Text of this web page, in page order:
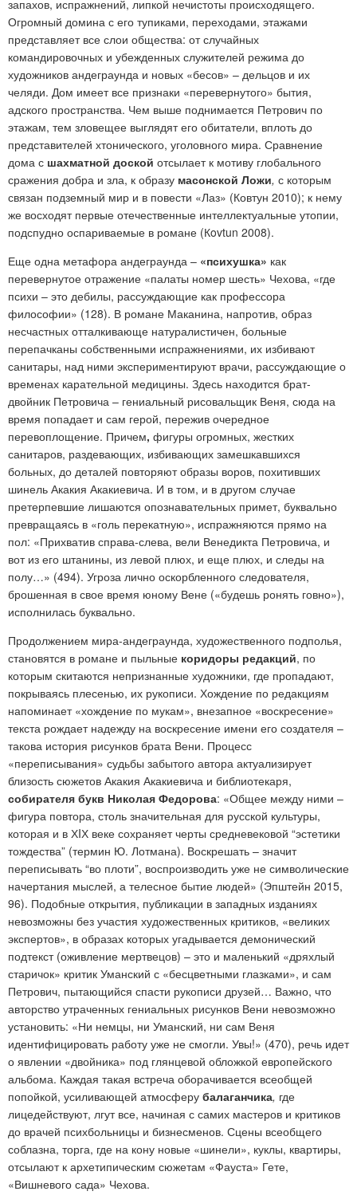
запахов, испражнений, липкой нечистоты происходящего.
Огромный домина с его тупиками, переходами, этажами
представляет все слои общества: от случайных
командировочных и убежденных служителей режима до
художников андеграунда и новых «бесов» – дельцов и их
челяди. Дом имеет все признаки «перевернутого» бытия,
адского пространства. Чем выше поднимается Петрович по
этажам, тем зловещее выглядят его обитатели, вплоть до
представителей хтонического, уголовного мира. Сравнение
дома с шахматной доской отсылает к мотиву глобального
сражения добра и зла, к образу масонской Ложи, с которым
связан подземный мир и в повести «Лаз» (Ковтун 2010); к нему
же восходят первые отечественные интеллектуальные утопии,
подспудно оспариваемые в романе (Кovtun 2008).
Еще одна метафора андеграунда – «психушка» как
перевернутое отражение «палаты номер шесть» Чехова, «где
психи – это дебилы, рассуждающие как профессора
философии» (128). В романе Маканина, напротив, образ
несчастных отталкивающе натуралистичен, больные
перепачканы собственными испражнениями, их избивают
санитары, над ними экспериментируют врачи, рассуждающие о
временах карательной медицины. Здесь находится брат-
двойник Петровича – гениальный рисовальщик Веня, сюда на
время попадает и сам герой, пережив очередное
перевоплощение. Причем, фигуры огромных, жестких
санитаров, раздевающих, избивающих замешкавшихся
больных, до деталей повторяют образы воров, похитивших
шинель Акакия Акакиевича. И в том, и в другом случае
претерпевшие лишаются опознавательных примет, буквально
превращаясь в «голь перекатную», испражняются прямо на
пол: «Прихватив справа-слева, вели Венедикта Петровича, и
вот из его штанины, из левой плюх, и еще плюх, и следы на
полу…» (494). Угроза лично оскорбленного следователя,
брошенная в свое время юному Вене («будешь ронять говно»),
исполнилась буквально.
Продолжением мира-андеграунда, художественного подполья,
становятся в романе и пыльные коридоры редакций, по
которым скитаются непризнанные художники, где пропадают,
покрываясь плесенью, их рукописи. Хождение по редакциям
напоминает «хождение по мукам», внезапное «воскресение»
текста рождает надежду на воскресение имени его создателя –
такова история рисунков брата Вени. Процесс
«переписывания» судьбы забытого автора актуализирует
близость сюжетов Акакия Акакиевича и библиотекаря,
собирателя букв Николая Федорова: «Общее между ними –
фигура повтора, столь значительная для русской культуры,
которая и в ХIХ веке сохраняет черты средневековой “эстетики
тождества” (термин Ю. Лотмана). Воскрешать – значит
переписывать “во плоти”, воспроизводить уже не символические
начертания мыслей, а телесное бытие людей» (Эпштейн 2015,
96). Подобные открытия, публикации в западных изданиях
невозможны без участия художественных критиков, «великих
экспертов», в образах которых угадывается демонический
подтекст (оживление мертвецов) – это и маленький «дряхлый
старичок» критик Уманский с «бесцветными глазками», и сам
Петрович, пытающийся спасти рукописи друзей… Важно, что
авторство утраченных гениальных рисунков Вени невозможно
установить: «Ни немцы, ни Уманский, ни сам Веня
идентифицировать работу уже не смогли. Увы!» (470), речь идет
о явлении «двойника» под глянцевой обложкой европейского
альбома. Каждая такая встреча оборачивается всеобщей
попойкой, усиливающей атмосферу балаганчика, где
лицедействуют, лгут все, начиная с самих мастеров и критиков
до врачей психбольницы и бизнесменов. Сцены всеобщего
соблазна, торга, где на кону новые «шинели», куклы, квартиры,
отсылают к архетипическим сюжетам «Фауста» Гете,
«Вишневого сада» Чехова.